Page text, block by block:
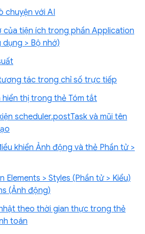
chuyện với AI
của tiện ích trong phần Application
dụng > Bộ nhớ)
tác trong chỉ số trực tiếp
hiển thị trong thẻ Tóm tắt
scheduler.postTask và mũi tên
khiển Ảnh động và thẻ Phần tử >
Elements > Styles (Phần tử > Kiểu)
(Ảnh động)
theo thời gian thực trong thẻ
toán